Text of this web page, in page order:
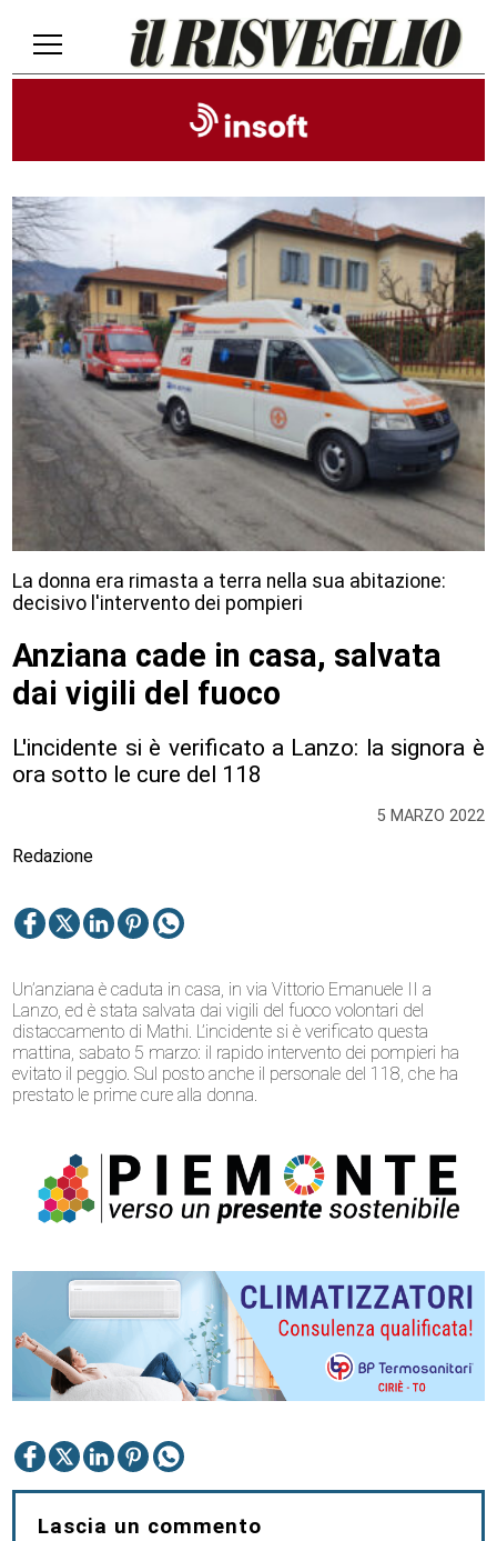
5 MARZO 2022
La donna era rimasta a terra nella sua abitazione:
decisivo l'intervento dei pompieri
Anziana cade in casa, salvata
dai vigili del fuoco
L'incidente si è verificato a Lanzo: la signora è
ora sotto le cure del 118
Redazione
Un’anziana è caduta in casa, in via Vittorio Emanuele II a
Lanzo, ed è stata salvata dai vigili del fuoco volontari del
distaccamento di Mathi. L’incidente si è verificato questa
mattina, sabato 5 marzo: il rapido intervento dei pompieri ha
evitato il peggio. Sul posto anche il personale del 118, che ha
prestato le prime cure alla donna.
Lascia un commento